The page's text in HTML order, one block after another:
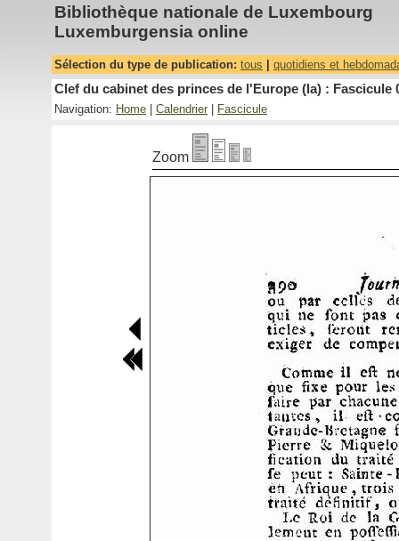
Bibliothèque nationale de Luxembourg
Luxemburgensia online
Sélection du type de publication: tous quotidiens et
Clef du cabinet des princes de l'Europe (la) : Fascicule
Navigation: Home Calendrier Fascicule
Zoom